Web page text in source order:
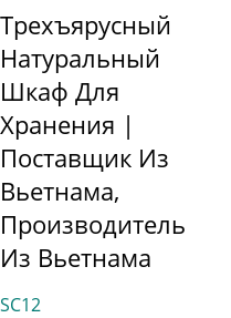
Трехъярусный
Натуральный
Шкаф Для
Хранения |
Поставщик Из
Вьетнама,
Производитель
Из Вьетнама
SC12